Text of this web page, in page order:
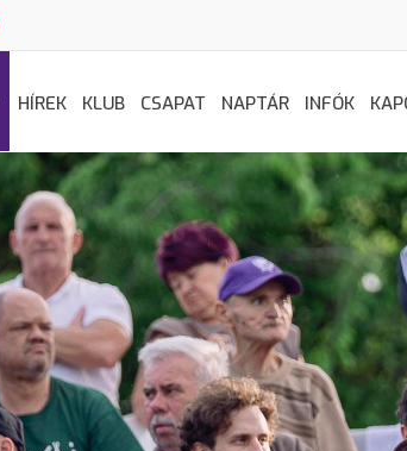
HÍREK KLUB CSAPAT NAPTÁR INFÓK